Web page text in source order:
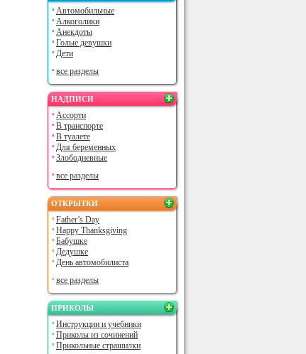
Автомобильные
Алкоголики
Анекдоты
Голые девушки
Дети
все разделы
НАДПИСИ
Ассорти
В транспорте
В туалете
Для беременных
Злободневные
все разделы
ОТКРЫТКИ
Father’s Day
Happy Thanksgiving
Бабушке
Дедушке
День автомобилиста
все разделы
ПРИКОЛЫ
Инструкции и учебники
Приколы из сочинений
Прикольные страшилки